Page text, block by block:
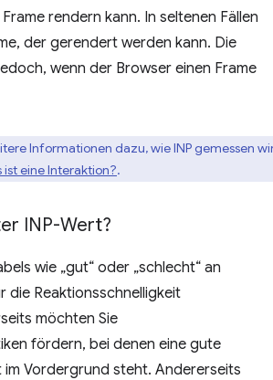
rendern kann. In seltenen Fällen
der gerendert werden kann. Die
wenn der Browser einen Frame
Informationen dazu, wie INP gemessen
ist eine Interaktion?.
INP-Wert?
wie „gut“ oder „schlecht“ an
die Reaktionsschnelligkeit
möchten Sie
fördern, bei denen eine gute
im Vordergrund steht. Andererseits